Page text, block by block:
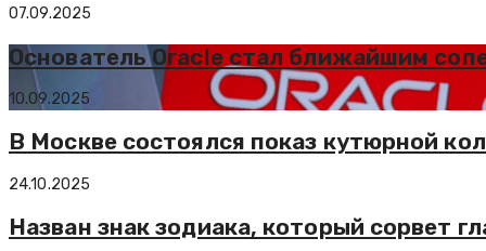
07.09.2025
Основатель Oracle стал ближайшим
10.09.2025
В Москве состоялся показ кутюрной
24.10.2025
Назван знак зодиака, который сорвет